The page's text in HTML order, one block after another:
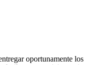
oportunamente